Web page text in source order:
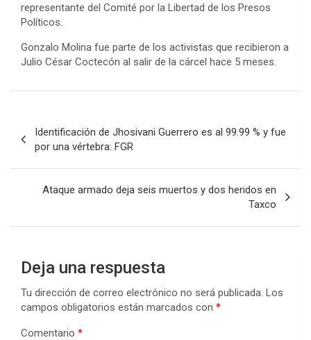
representante del Comité por la Libertad de los Presos
Políticos.
Gonzalo Molina fue parte de los activistas que recibieron a
Julio César Coctecón al salir de la cárcel hace 5 meses.
de
entradas
Identificación de Jhosivani Guerrero es al 99.99 % y fue
por una vértebra: FGR
Ataque armado deja seis muertos y dos heridos en
Taxco
Deja una respuesta
Tu dirección de correo electrónico no será publicada. Los
campos obligatorios están marcados con *
Comentario *